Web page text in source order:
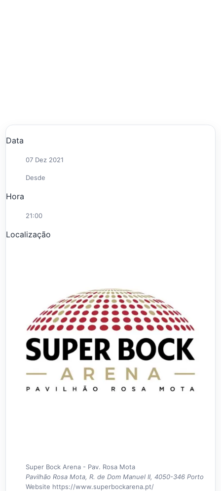
Data
07 Dez 2021
Desde
Hora
21:00
Localização
Super Bock Arena - Pav. Rosa Mota
Pavilhão Rosa Mota, R. de Dom Manuel II, 4050-346 Porto
Website https://www.superbockarena.pt/